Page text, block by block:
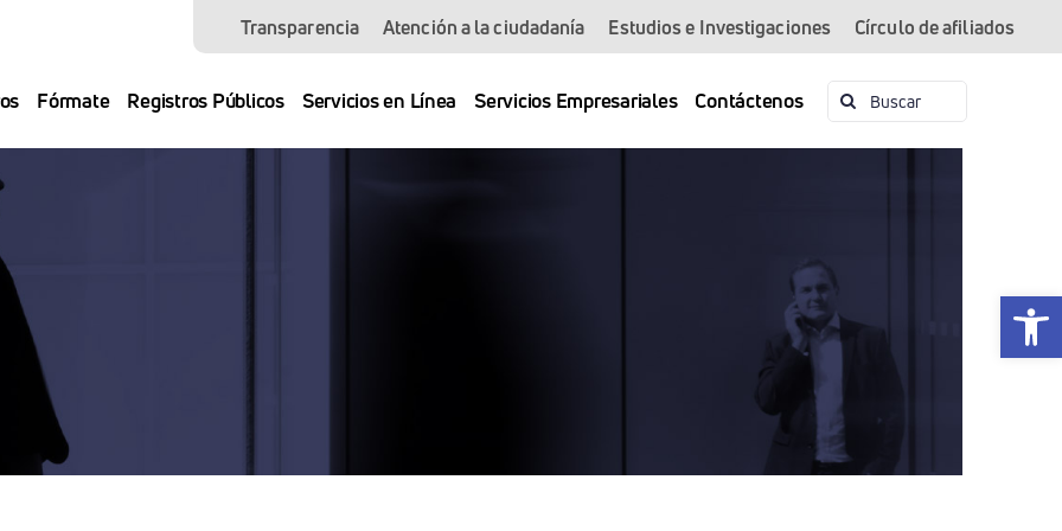
Abrir
Transparencia Atención a la ciudadanía Estudios e Investigaciones Círculo de afiliados
Fórmate Registros Públicos Servicios en Línea Servicios Empresariales Contáctenos Buscar: